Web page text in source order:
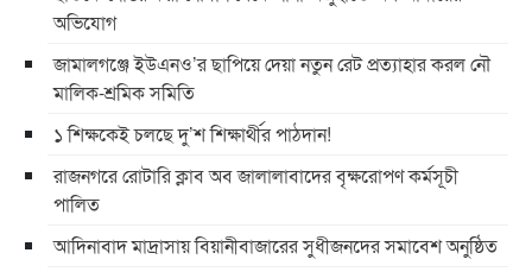
অভিযোগ
জামালগঞ্জে ইউএনও’র ছাপিয়ে দেয়া নতুন রেট প্রত্যাহার করল নৌ
মালিক-শ্রমিক সমিতি
১ শিক্ষকেই চলছে দু’শ শিক্ষার্থীর পাঠদান!
রাজনগরে রোটারি ক্লাব অব জালালাবাদের বৃক্ষরোপণ কর্মসূচী
পালিত
আদিনাবাদ মাদ্রাসায় বিয়ানীবাজারের সুধীজনদের সমাবেশ অনুষ্ঠিত